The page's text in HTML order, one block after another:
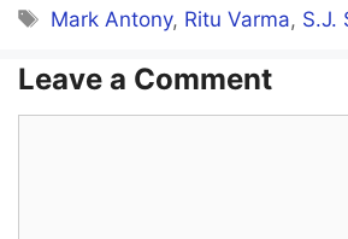
Tags
Mark Antony, Ritu Varma, S.J.
Leave a Comment